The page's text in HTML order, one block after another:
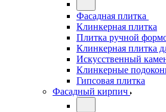
Фасадная плитка
Клинкерная плитка
Плитка ручной
Клинкерная плитка
Искусственный
Клинкерные
Гипсовая плитка
Фасадный кирпич